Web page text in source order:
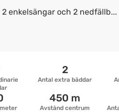
2 enkelsängar och 2 nedfällb...
Antal extra bäddar
2
Avstånd centrum
450 m